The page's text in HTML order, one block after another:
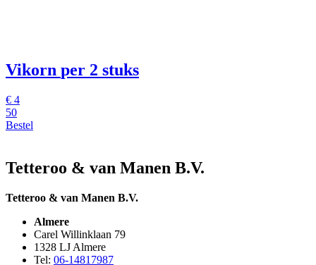
Vikorn per 2 stuks
€ 4
50
Bestel
Tetteroo & van Manen B.V.
Tetteroo & van Manen B.V.
Almere
Carel Willinklaan 79
1328 LJ Almere
Tel: 06-14817987